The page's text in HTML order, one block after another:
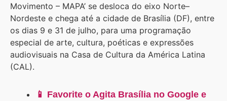
Movimento – MAPA’ se desloca do eixo Norte–
Nordeste e chega até a cidade de Brasília (DF), entre
os dias 9 e 31 de julho, para uma programação
especial de arte, cultura, poéticas e expressões
audiovisuais na Casa de Cultura da América Latina
(CAL).
📱 Favorite o Agita Brasília no Google e